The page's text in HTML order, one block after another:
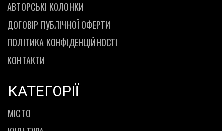
АВТОРСЬКІ КОЛОНКИ
ДОГОВІР ПУБЛІЧНОЇ ОФЕРТИ
ПОЛІТИКА КОНФІДЕНЦІЙНОСТІ
КОНТАКТИ
КАТЕГОРІЇ
МІСТО